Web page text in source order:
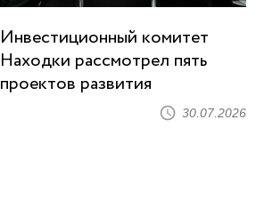
Инвестиционный комитет
Находки рассмотрел пять
проектов развития
30.07.2026